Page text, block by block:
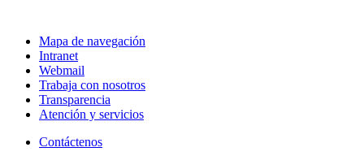
Mapa de navegación
Intranet
Webmail
Trabaja con nosotros
Transparencia
Atención y servicios
Contáctenos